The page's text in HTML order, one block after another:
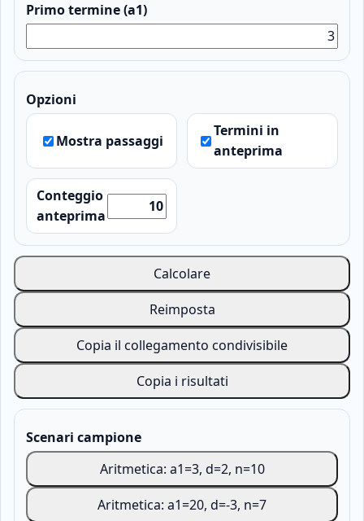
Primo termine (a1)
Opzioni
Mostra passaggi
Termini in
anteprima
Conteggio
anteprima
Calcolare
Reimposta
Copia il collegamento condivisibile
Copia i risultati
Scenari campione
Aritmetica: a1=3, d=2, n=10
Aritmetica: a1=20, d=-3, n=7